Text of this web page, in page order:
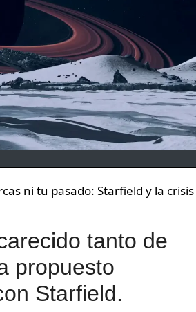
ni tu pasado: Starfield y la
tanto de
propuesto
Starfield.